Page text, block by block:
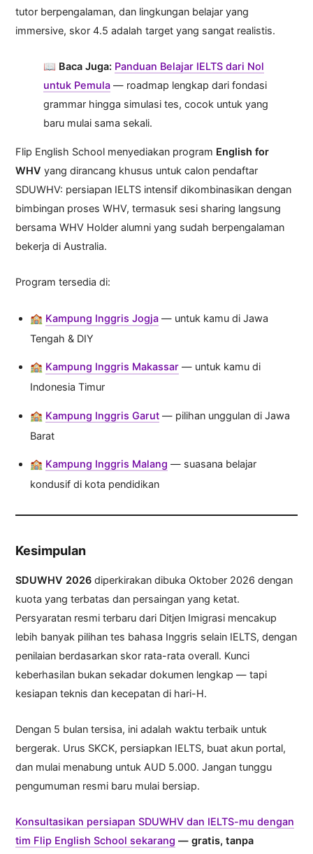
tutor berpengalaman, dan lingkungan belajar yang
immersive, skor 4.5 adalah target yang sangat realistis.
📖 Baca Juga: Panduan Belajar IELTS dari Nol
untuk Pemula — roadmap lengkap dari fondasi
grammar hingga simulasi tes, cocok untuk yang
baru mulai sama sekali.
Flip English School menyediakan program English for
WHV yang dirancang khusus untuk calon pendaftar
SDUWHV: persiapan IELTS intensif dikombinasikan dengan
bimbingan proses WHV, termasuk sesi sharing langsung
bersama WHV Holder alumni yang sudah berpengalaman
bekerja di Australia.
Program tersedia di:
🏫 Kampung Inggris Jogja — untuk kamu di Jawa
Tengah & DIY
🏫 Kampung Inggris Makassar — untuk kamu di
Indonesia Timur
🏫 Kampung Inggris Garut — pilihan unggulan di Jawa
Barat
🏫 Kampung Inggris Malang — suasana belajar
kondusif di kota pendidikan
Kesimpulan
SDUWHV 2026 diperkirakan dibuka Oktober 2026 dengan
kuota yang terbatas dan persaingan yang ketat.
Persyaratan resmi terbaru dari Ditjen Imigrasi mencakup
lebih banyak pilihan tes bahasa Inggris selain IELTS, dengan
penilaian berdasarkan skor rata-rata overall. Kunci
keberhasilan bukan sekadar dokumen lengkap — tapi
kesiapan teknis dan kecepatan di hari-H.
Dengan 5 bulan tersisa, ini adalah waktu terbaik untuk
bergerak. Urus SKCK, persiapkan IELTS, buat akun portal,
dan mulai menabung untuk AUD 5.000. Jangan tunggu
pengumuman resmi baru mulai bersiap.
Konsultasikan persiapan SDUWHV dan IELTS-mu dengan
tim Flip English School sekarang — gratis, tanpa